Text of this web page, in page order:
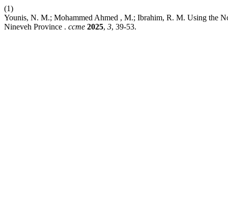
(1)
Younis, N. M.; Mohammed Ahmed , M.; Ibrahim, R. M. Using the
Nineveh Province . ccme 2025, 3, 39-53.